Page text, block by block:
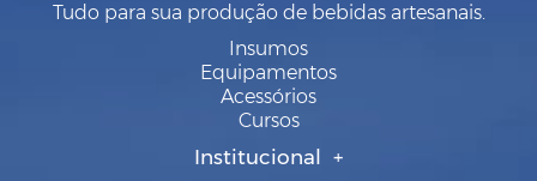
Tudo para sua produção de bebidas artesanais.
Insumos
Equipamentos
Acessórios
Cursos
Institucional